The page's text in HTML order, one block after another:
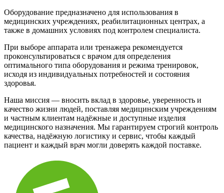
Оборудование предназначено для использования в
медицинских учреждениях, реабилитационных центрах, а
также в домашних условиях под контролем специалиста.
При выборе аппарата или тренажера рекомендуется
проконсультироваться с врачом для определения
оптимального типа оборудования и режима тренировок,
исходя из индивидуальных потребностей и состояния
здоровья.
Наша миссия — вносить вклад в здоровье, уверенность и
качество жизни людей, поставляя медицинским учреждениям
и частным клиентам надёжные и доступные изделия
медицинского назначения. Мы гарантируем строгий контроль
качества, надёжную логистику и сервис, чтобы каждый
пациент и каждый врач могли доверять каждой поставке.